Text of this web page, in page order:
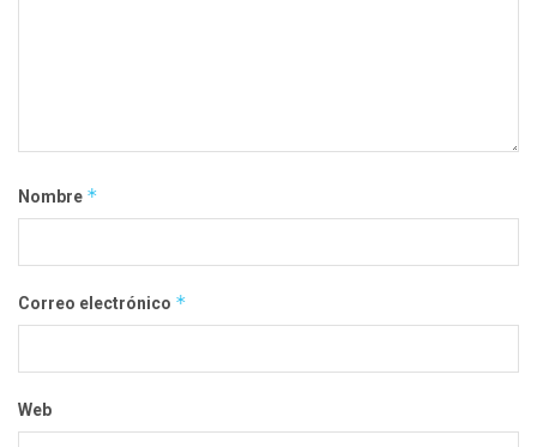
Nombre *
Correo electrónico *
Web